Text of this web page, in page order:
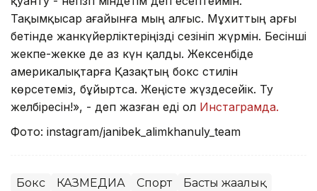
Тақымқысар ағайынға мың алғыс. Мұхиттың арғы
бетінде жанкүйерліктеріңізді сезініп жүрмін. Бесінші
жекпе-жекке де аз күн қалды. Жексенбіде
америкалықтарға Қазақтың бокс стилін
көрсетеміз, бұйыртса. Жеңісте жүздесейік. Ту
желбіресін!», - деп жазған еді ол Инстаграмда.
Фото: instagram/janibek_alimkhanuly_team
Бокс КАЗМЕДИА Спорт Басты жаңалық